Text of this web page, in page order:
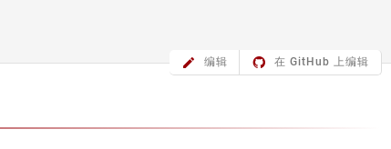
编辑
在 GitHub 上编辑